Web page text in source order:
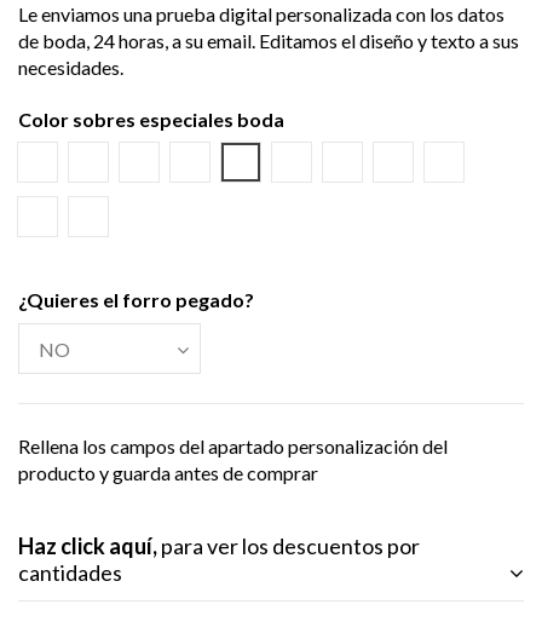
Le enviamos una prueba digital personalizada con los datos
de boda, 24 horas, a su email. Editamos el diseño y texto a sus
necesidades.
Color sobres especiales boda
¿Quieres el forro pegado?
Rellena los campos del apartado personalización del
producto y guarda antes de comprar
Haz click aquí,para ver los descuentos por
cantidades